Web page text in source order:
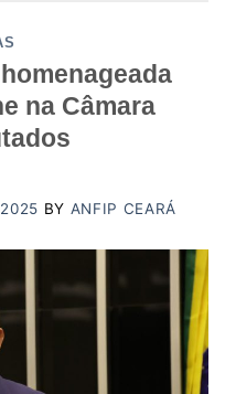
na Câmara
BY ANFIP CEARÁ